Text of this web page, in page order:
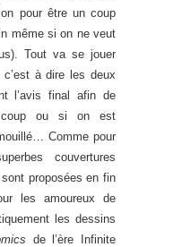
pour être un coup
même si on ne veut
Tout va se jouer
à dire les deux
l’avis final afin de
ou si on est
Comme pour
couvertures
proposées en fin
les amoureux de
les dessins
de l’ère Infinite